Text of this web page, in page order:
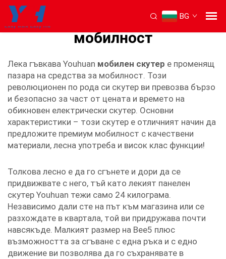
BG
лек складам скутер за
мобилност
Лека гъвкава Youhuan мобилен скутер е променящ
пазара на средства за мобилност. Този
революционен по рода си скутер ви превозва бързо
и безопасно за част от цената и времето на
обикновен електрически скутер. Основни
характеристики – този скутер е отличният начин да
предложите премиум мобилност с качествени
материали, лесна употреба и висок клас функции!
Толкова лесно е да го сгънете и дори да се
придвижвате с него, тъй като лекият панелен
скутер Youhuan тежи само 24 килограма.
Независимо дали сте на път към магазина или се
разхождате в квартала, той ви придружава почти
навсякъде. Малкият размер на Bee5 плюс
възможността за сгъване с една ръка и с едно
движение ви позволява да го съхранявате в